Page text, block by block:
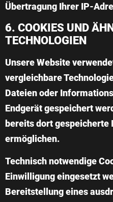
Übertragung Ihrer IP-
6. COOKIES UND
TECHNOLOGIEN
Unsere Website
vergleichbare
Dateien oder
Endgerät gespeichert
bereits dort
ermöglichen.
Technisch notwendige
Einwilligung eingesetzt
Bereitstellung eines